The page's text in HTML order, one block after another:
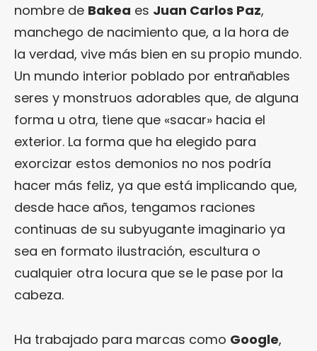
nombre de Bakea es Juan Carlos Paz,
manchego de nacimiento que, a la hora de
la verdad, vive más bien en su propio mundo.
Un mundo interior poblado por entrañables
seres y monstruos adorables que, de alguna
forma u otra, tiene que «sacar» hacia el
exterior. La forma que ha elegido para
exorcizar estos demonios no nos podría
hacer más feliz, ya que está implicando que,
desde hace años, tengamos raciones
continuas de su subyugante imaginario ya
sea en formato ilustración, escultura o
cualquier otra locura que se le pase por la
cabeza.
Ha trabajado para marcas como Google,